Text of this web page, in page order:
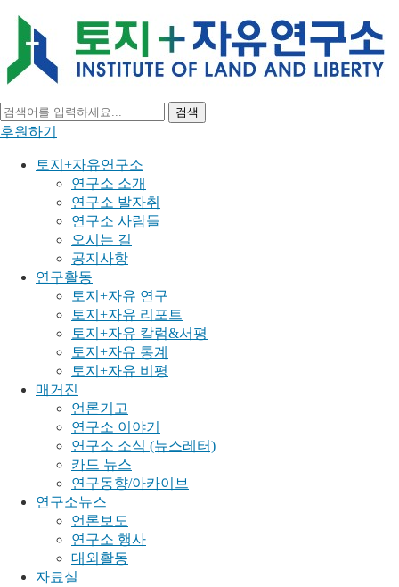
검색
후원하기
토지+자유연구소
연구소 소개
연구소 발자취
연구소 사람들
오시는 길
공지사항
연구활동
토지+자유 연구
토지+자유 리포트
토지+자유 칼럼&서평
토지+자유 통계
토지+자유 비평
매거진
언론기고
연구소 이야기
연구소 소식 (뉴스레터)
카드 뉴스
연구동향/아카이브
연구소뉴스
언론보도
연구소 행사
대외활동
자료실